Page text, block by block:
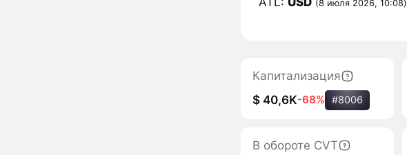
(8 июля 2026, 10:08)
Капитализация
$ 40,6K-68% #8006
В обороте CVT